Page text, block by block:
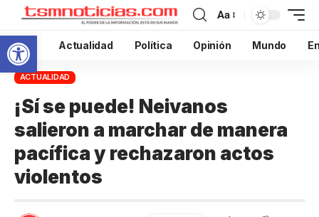
Abrir barra de herramientas
Aa
Inicio Actualidad Política Opinión Mundo
ACTUALIDAD
¡Sí se puede! Neivanos
salieron a marchar de manera
pacífica y rechazaron actos
violentos